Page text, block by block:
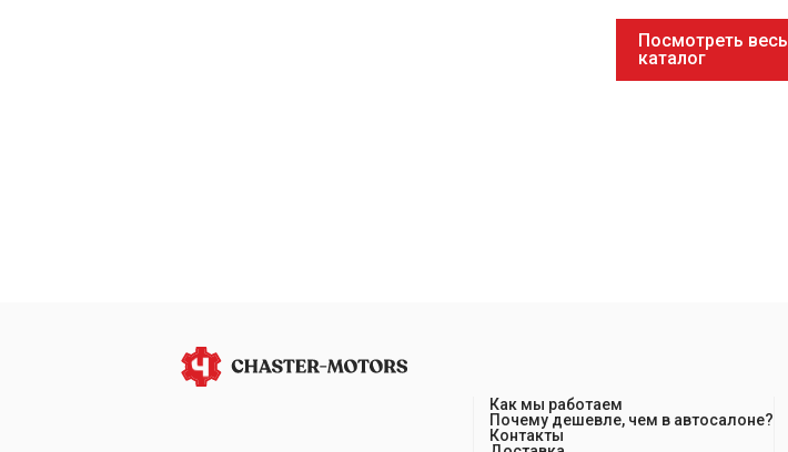
Посмотреть весь
каталог
Как мы работаем
Почему дешевле, чем в автосалоне?
Контакты